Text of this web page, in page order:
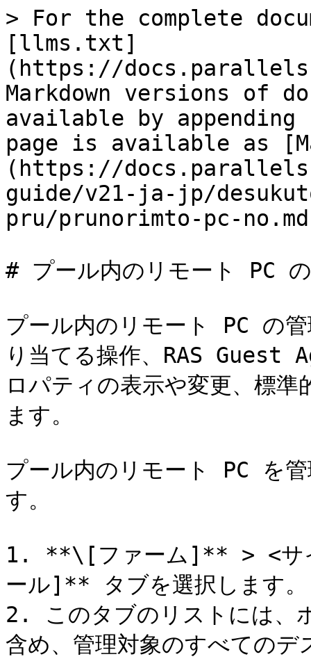
> For the complete
[llms.txt]
(https://
Markdown versions of
available by
page is available as
(https://
guide/v21-ja-jp/
pru/prunorimto-pc-
# プール内のリモート PC
プール内のリモート PC の
り当てる操作、RAS Guest
ロパティの表示や変更、標
ます。
プール内のリモート PC を
す。
1. **\[ファーム]** > <
ール]** タブを選択します。
2. このタブのリストには、
含め、管理対象のすべての